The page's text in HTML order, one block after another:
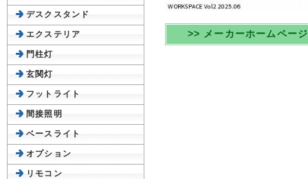
>> メーカーホームペー
デスクスタンド
エクステリア
門柱灯
玄関灯
フットライト
間接照明
ベースライト
オプション
リモコン